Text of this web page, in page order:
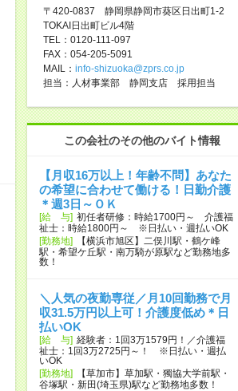
〒420-0837 静岡県静岡市葵区日出町1-2
TOKAI日出町ビル4階
TEL：0120-111-097
FAX：054-205-5091
MAIL： info-shizuoka@zprs.co.jp
担当：人材事業部 静岡支店 採用担当
この会社のその他のバイト情報
【月収16万以上！年齢不問】あなた
の希望に合わせて働ける！日勤介護
＊週3日～ＯＫ
[給 与] 初任者研修：時給1700円～ 介護福
祉士：時給1800円～ ※日払い・週払いOK
[勤務地]
【横浜市旭区】二俣川駅・鶴ケ峰
駅・希望ケ丘駅・南万騎が原駅など勤務地多
数！
＼人気の夜勤専従／月10回勤務で月
収31.5万円以上可！介護度低め＊日
払いOK
[給 与] 経験者：1回3万1579円！／介護福
祉士：1回3万2725円～！ ※日払い・週払
いOK
[勤務地]
【草加市】草加駅・獨協大学前駅・
谷塚駅・新田(埼玉県)駅など勤務地多数！